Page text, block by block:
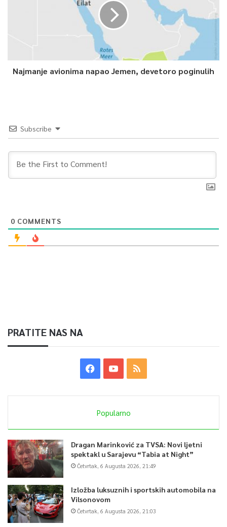
Najmanje avionima napao Jemen, devetoro poginulih
Subscribe
0 COMMENTS
PRATITE NAS NA
Popularno
Dragan Marinković za TVSA: Novi ljetni
spektakl u Sarajevu “Tabia at Night”
Četvrtak, 6 Augusta 2026, 21:49
Izložba luksuznih i sportskih automobila na
Vilsonovom
Četvrtak, 6 Augusta 2026, 21:03